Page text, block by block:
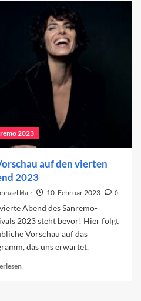
2023
auf den vierten
2023
Mair 10. Februar 2023
0
Abend des Sanremo-
2023 steht bevor! Hier folgt
Vorschau auf das
das uns erwartet.
Read